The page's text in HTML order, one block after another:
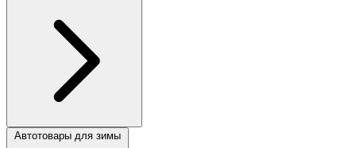
Автотовары для зимы